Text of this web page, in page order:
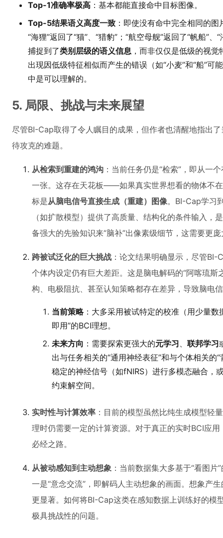
Top-1准确率极高 ：基本都能直接命中目标图像。
Top-5结果语义高度一致 ：即使没有命中完全相同的
“海狸”返回了“猫”、“猎豹”；“航空母舰”返回了“帆船”
捕捉到了类别层级的语义信息 ，而非仅仅是低级的视
出现因低级特征相似而产生的错误（如“小麦”和“船”可
中是可以理解的。
5. 局限、挑战与未来展望
尽管BI-Cap取得了令人瞩目的成果，但作者也清醒地指出
待攻克的难题。
从检索到重建的鸿沟 ：当前任务仍是“检索”，即从一
一张。这存在天花板——如果真实世界想看的物体不
标是从脑电信号直接生成（重建）图像。BI-Cap学习
（如扩散模型）提供了高质量、结构化的条件输入，
备强大的先验知识来“脑补”出像素级细节，这需要更
跨被试泛化的巨大挑战 ：论文结果明确显示，尽管
个体内设定仍有巨大差距。这是脑电解码的“阿喀琉斯
构、电极阻抗、甚至认知策略都存在差异，导致脑电
当前策略：大多采用被试特定的校准（用少量
即用”的BCI理想。
未来方向 ：需要探索更强大的元学习、 联邦学习
出与任务相关的“通用神经表征”和与个体相关的
稳定的神经信号（如fNIRS）进行多模态融合，
约束解空间。
实时性与计算效率 ：目前的模型虽然比纯生成模型轻
理时仍需要一定的计算资源。对于真正的实时BCI应
必经之路。
从被动感知到主动想象 ：当前数据集大多基于“看图
一是“意念交流”，即解码人主动想象的画面。想象产
更显著。如何将BI-Cap这类在感知数据上训练好的模
极具挑战性的问题。